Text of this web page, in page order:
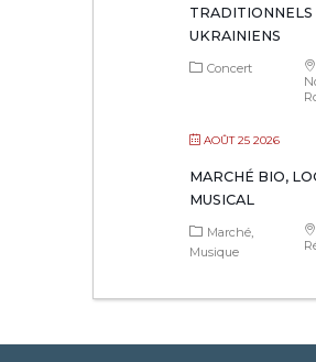
TRADITIONNELS
UKRAINIENS
Concert
AOÛT 25 2026
MARCHÉ BIO,
MUSICAL
Marché
Musique